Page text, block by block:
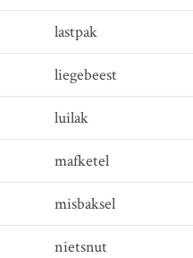
lastpak
liegebeest
luilak
mafketel
misbaksel
nietsnut